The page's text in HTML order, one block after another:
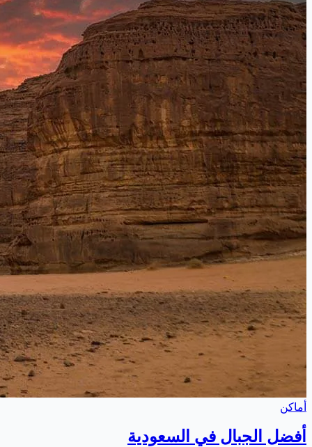
أماكن
أفضل الجبال في السعودية